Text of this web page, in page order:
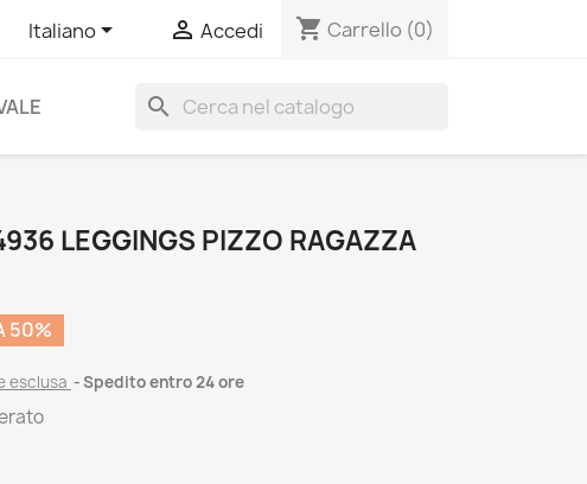
Italiano  Accedi shopping_cart Carrello (0)
search
LEGGINGS PIZZO RAGAZZA
50%
esclusa Spedito entro 24 ore